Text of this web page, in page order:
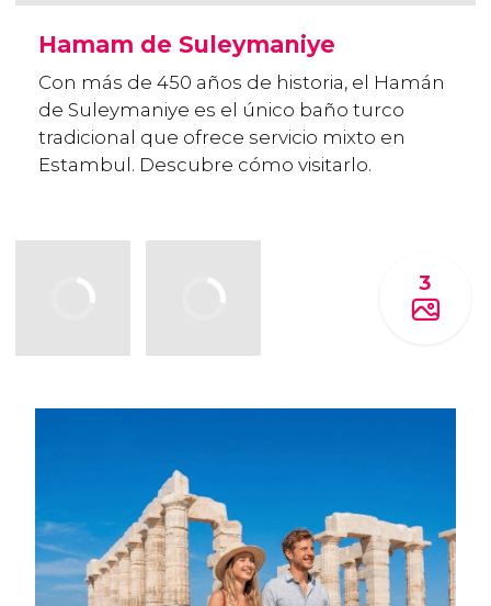
Hamam de Suleymaniye
Con más de 450 años de historia, el Hamán
de Suleymaniye es el único baño turco
tradicional que ofrece servicio mixto en
Estambul. Descubre cómo visitarlo.
3